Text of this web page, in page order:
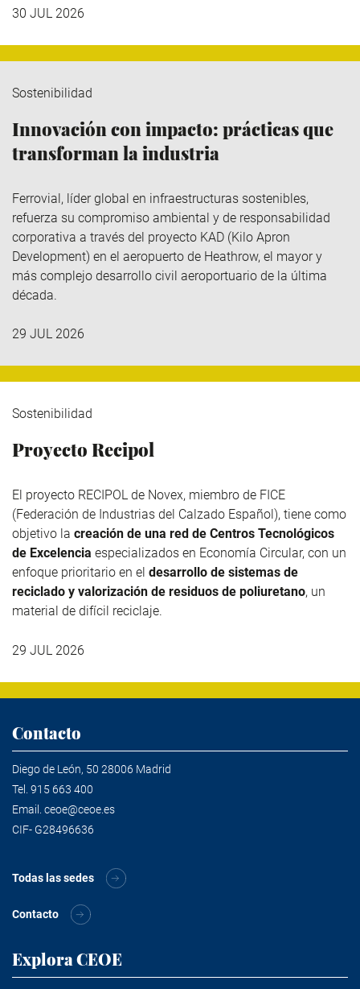
30 JUL 2026
Sostenibilidad
Innovación con impacto: prácticas que
transforman la industria
Ferrovial, líder global en infraestructuras sostenibles,
refuerza su compromiso ambiental y de responsabilidad
corporativa a través del proyecto KAD (Kilo Apron
Development) en el aeropuerto de Heathrow, el mayor y
más complejo desarrollo civil aeroportuario de la última
década.
29 JUL 2026
Sostenibilidad
Proyecto Recipol
El proyecto RECIPOL de Novex, miembro de FICE
(Federación de Industrias del Calzado Español), tiene como
objetivo la creación de una red de Centros Tecnológicos
de Excelencia especializados en Economía Circular, con un
enfoque prioritario en el desarrollo de sistemas de
reciclado y valorización de residuos de poliuretano, un
material de difícil reciclaje.
29 JUL 2026
Contacto
Diego de León, 50 28006 Madrid
Tel. 915 663 400
Email. ceoe@ceoe.es
CIF- G28496636
Todas las sedes
Contacto
Explora CEOE